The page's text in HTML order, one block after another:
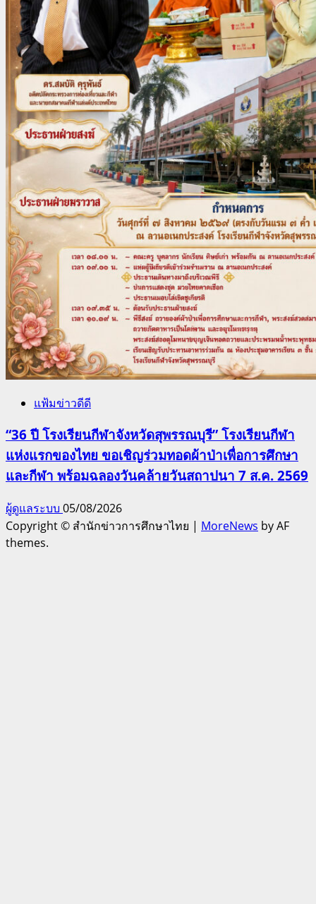
แฟ้มข่าวดีดี
“36 ปี โรงเรียนกีฬาจังหวัดสุพรรณบุรี” โรงเรียนกีฬา
แห่งแรกของไทย ขอเชิญร่วมทอดผ้าป่าเพื่อการศึกษา
และกีฬา พร้อมฉลองวันคล้ายวันสถาปนา 7 ส.ค. 2569
ผู้ดูแลระบบ 05/08/2026
Copyright © สำนักข่าวการศึกษาไทย | MoreNews by AF
themes.